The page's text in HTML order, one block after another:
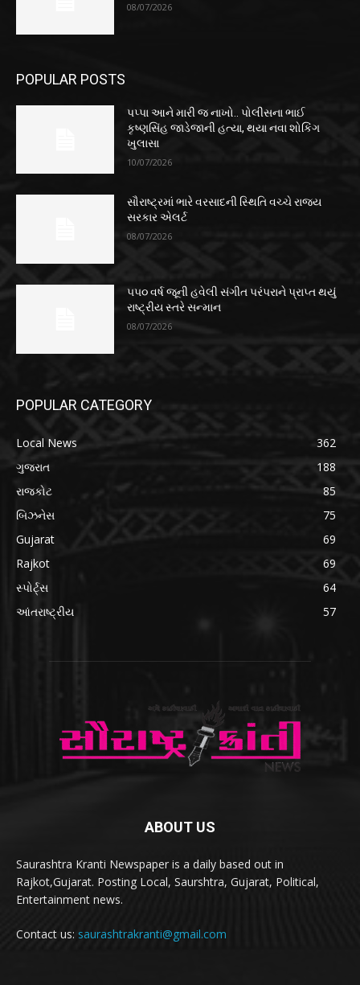
08/07/2026
POPULAR POSTS
પપ્પા આને મારી જ નાખો.. પોલીસના ભાઈ
કૃષ્ણસિંહ જાડેજાની હત્યા, થયા નવા શોકિંગ
ખુલાસા
10/07/2026
સૌરાષ્ટ્રમાં ભારે વરસાદની સ્થિતિ વચ્ચે રાજ્ય
સરકાર એલર્ટ
08/07/2026
૫૫૦ વર્ષ જૂની હવેલી સંગીત પરંપરાને પ્રાપ્ત થયું
રાષ્ટ્રીય સ્તરે સન્માન
08/07/2026
POPULAR CATEGORY
Local News
362
ગુજરાત
188
રાજકોટ
85
બિઝનેસ
75
Gujarat
69
Rajkot
69
સ્પોર્ટ્સ
64
આંતરાષ્ટ્રીય
57
ABOUT US
Saurashtra Kranti Newspaper is a daily based out in
Rajkot,Gujarat. Posting Local, Saurshtra, Gujarat, Political,
Entertainment news.
Contact us: saurashtrakranti@gmail.com